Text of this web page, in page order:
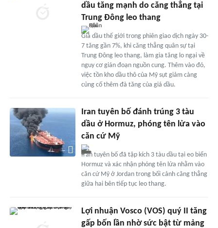
dầu tăng mạnh do căng thẳng tại
Trung Đông leo thang
Giá dầu thế giới trong phiên giao dịch ngày 30-
7 tăng gần 7%, khi căng thẳng quân sự tại
Trung Đông leo thang, làm gia tăng lo ngại về
nguy cơ gián đoạn nguồn cung. Thêm vào đó,
việc tồn kho dầu thô của Mỹ sụt giảm càng
củng cố thêm đà tăng của giá dầu.
Iran tuyên bố đánh trúng 3 tàu
dầu ở Hormuz, phóng tên lửa vào
căn cứ Mỹ
Iran tuyên bố đã tập kích 3 tàu dầu tại eo biển
Hormuz và xác nhận phóng tên lửa nhằm vào
căn cứ Mỹ ở Jordan trong bối cảnh căng thẳng
giữa hai bên tiếp tục leo thang.
Lợi nhuận Vosco (VOS) quý II tăng
gấp bốn lần nhờ sức bật từ mảng